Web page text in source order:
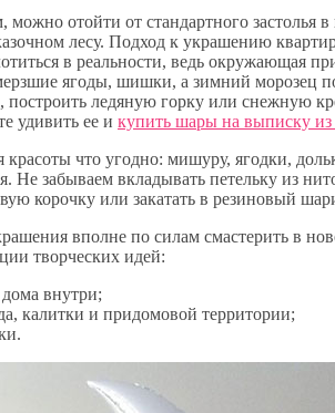
можно отойти от стандартного застолья
лесу. Подход к украшению
в реальности, ведь окружающая
ягоды, шишки, а зимний морозец
построить ледяную горку или снежную
удивить ее и купить шары на выписку из
красоты что угодно: мишуру, ягодки,
Не забываем вкладывать петельку из
корочку или закатать в резиновый
вполне по силам смастерить в
творческих идей:
внутри;
калитки и придомовой территории;